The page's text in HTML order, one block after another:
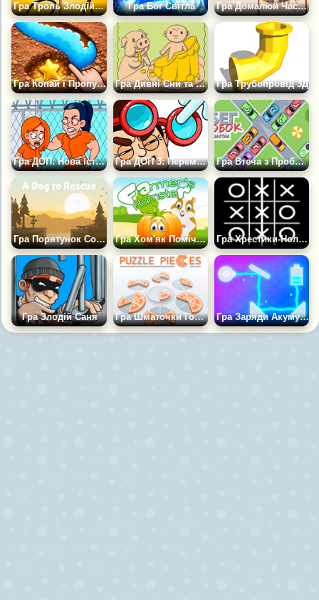
Гра Троль Злодій Головоломка Стікмена Гра Бог Світла Гра Домалюй Частину Предмета
Гра Копай і Пропускай: Врятуй Воду Гра Дивні Сни та Луїг Гра Трубопровід 3Д
Гра ДОП: Нова Історія Гра ДОП 3: Перемісти Одну Частину Гра Втеча з Пробок: Крок за Кроком
Гра Порятунок Собаки Гра Хом'як Помічник Гра Хрестики-Нолики з Комп'ютером
Гра Злодій Саня Гра Шматочки Головоломки Гра Заряди Акумулятор